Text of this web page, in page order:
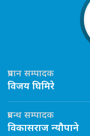
प्रधान सम्पादक
विजय घिमिरे
प्रबन्ध सम्पादक
विकासराज न्यौपाने